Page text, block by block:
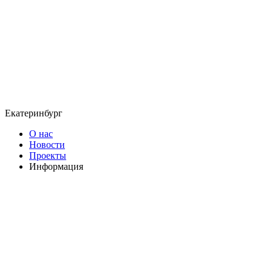
Екатеринбург
О нас
Новости
Проекты
Информация